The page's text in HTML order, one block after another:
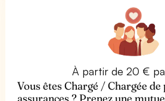
À partir de 20 €
Vous êtes Chargé / Chargée
assurances ? Prenez une